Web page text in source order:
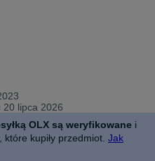
20 lipca 2026
OLX są weryfikowane i
kupiły przedmiot. Jak